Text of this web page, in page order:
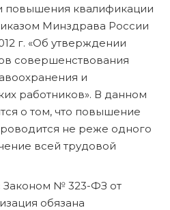
повышения квалификации
Минздрава России
г. «Об утверждении
совершенствования
и
работников». В данном
о том, что повышение
не реже одного
всей трудовой
Законом № 323-ФЗ от
обязана